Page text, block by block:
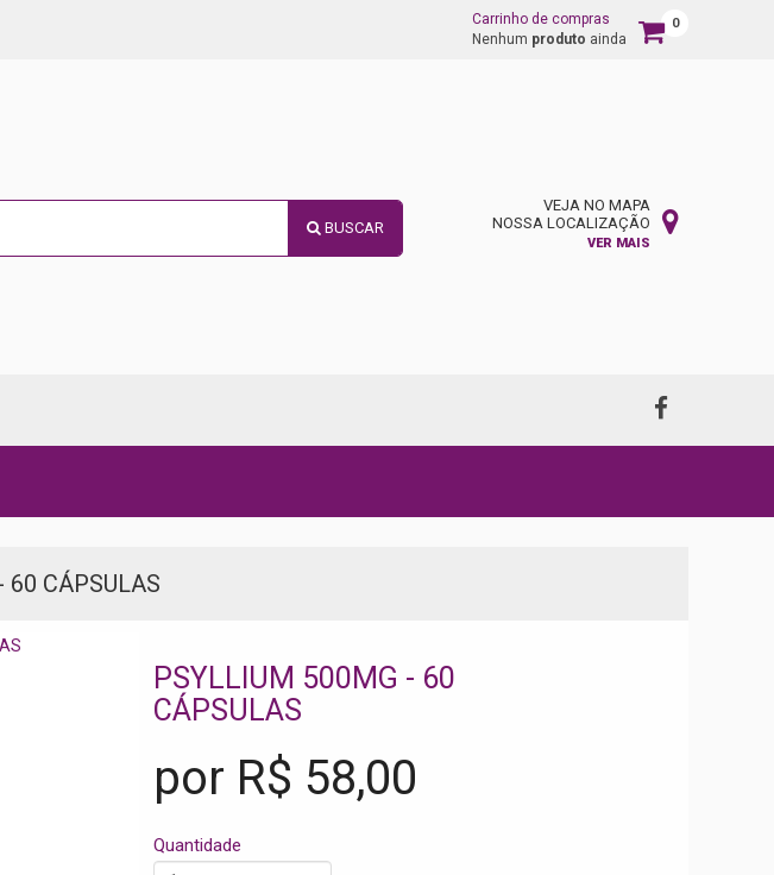
Carrinho
Carrinho de compras
Nenhum produto ainda
0
BUSCAR
VEJA NO MAPA
NOSSA LOCALIZAÇÃO
VER MAIS
60 CÁPSULAS
PSYLLIUM 500MG - 60
CÁPSULAS
por R$ 58,00
Quantidade